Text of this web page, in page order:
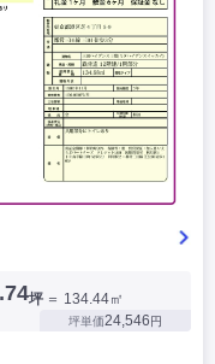
坪 ＝ 134.44㎡
坪単価24,546円